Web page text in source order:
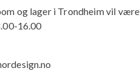
og lager i Trondheim vil være
16.00